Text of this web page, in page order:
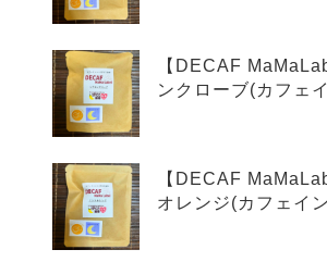
【DECAF
ンクローブ(カフェ
【DECAF
オレンジ(カフェイ